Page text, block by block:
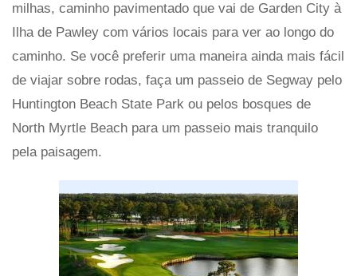
milhas, caminho pavimentado que vai de Garden City à
Ilha de Pawley com vários locais para ver ao longo do
caminho. Se você preferir uma maneira ainda mais fácil
de viajar sobre rodas, faça um passeio de Segway pelo
Huntington Beach State Park ou pelos bosques de
North Myrtle Beach para um passeio mais tranquilo
pela paisagem.